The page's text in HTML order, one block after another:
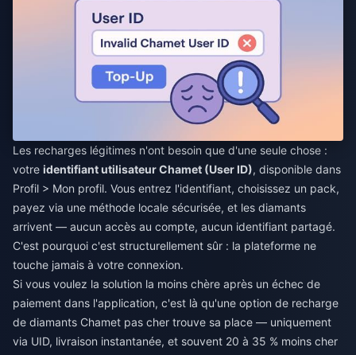
Les recharges légitimes n'ont besoin que d'une seule chose :
votre identifiant utilisateur Chamet (User ID), disponible dans
Profil > Mon profil. Vous entrez l'identifiant, choisissez un pack,
payez via une méthode locale sécurisée, et les diamants
arrivent — aucun accès au compte, aucun identifiant partagé.
C'est pourquoi c'est structurellement sûr : la plateforme ne
touche jamais à votre connexion.
Si vous voulez la solution la moins chère après un échec de
paiement dans l'application, c'est là qu'une option de recharge
de diamants Chamet pas cher trouve sa place — uniquement
via UID, livraison instantanée, et souvent 20 à 35 % moins cher